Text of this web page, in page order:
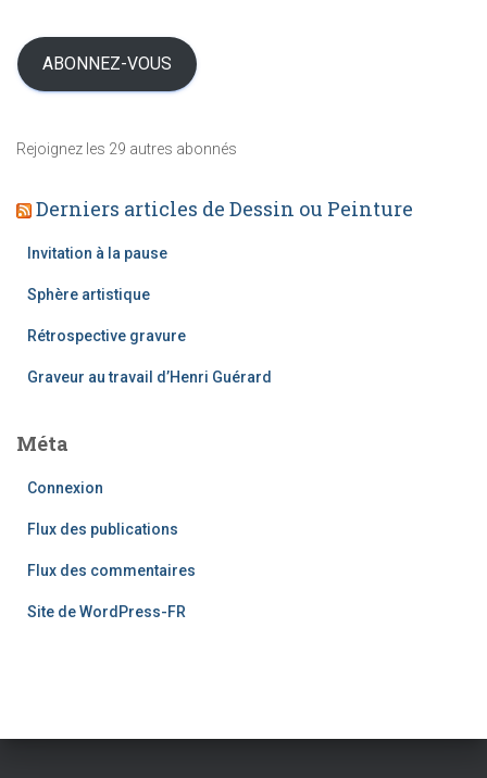
c
l
s
s
-
a
ABONNEZ-VOUS
Rejoignez les 29 autres abonnés
Derniers articles de Dessin ou Peinture
Invitation à la pause
Sphère artistique
Rétrospective gravure
Graveur au travail d’Henri Guérard
Méta
Connexion
Flux des publications
Flux des commentaires
Site de WordPress-FR